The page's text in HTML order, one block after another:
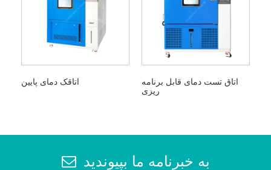
اتاقک دمای پایین
اتاق تست دمای قابل برنامه
ریزی
به خبرنامه ما بپیوندید